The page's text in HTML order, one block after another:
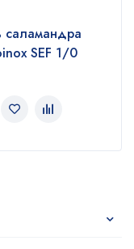
саламандра
SEF 1/0